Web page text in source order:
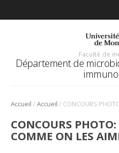
Faculté de
Département de
Accueil /Accueil /
CONCOURS PHOTO:
COMME ON LES